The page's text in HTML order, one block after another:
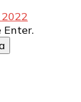
Enter.